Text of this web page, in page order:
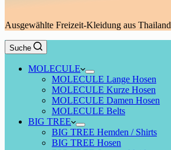
Ausgewählte Freizeit-Kleidung aus Thailand
Suche
MOLECULE
MOLECULE Lange Hosen
MOLECULE Kurze Hosen
MOLECULE Damen Hosen
MOLECULE Belts
BIG TREE
BIG TREE Hemden / Shirts
BIG TREE Hosen